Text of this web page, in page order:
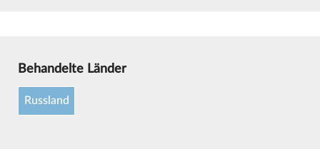
Behandelte Länder
Russland